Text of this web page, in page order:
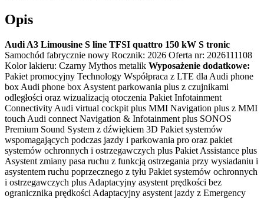
Opis
Audi A3 Limousine S line TFSI quattro 150 kW S tronic
Samochód fabrycznie nowy Rocznik: 2026 Oferta nr: 2026111108
Kolor lakieru: Czarny Mythos metalik Wyposażenie dodatkowe:
Pakiet promocyjny Technology Współpraca z LTE dla Audi phone
box Audi phone box Asystent parkowania plus z czujnikami
odległości oraz wizualizacją otoczenia Pakiet Infotainment
Connectivity Audi virtual cockpit plus MMI Navigation plus z MMI
touch Audi connect Navigation & Infotainment plus SONOS
Premium Sound System z dźwiękiem 3D Pakiet systemów
wspomagających podczas jazdy i parkowania pro oraz pakiet
systemów ochronnych i ostrzegawczych plus Pakiet Assistance plus
Asystent zmiany pasa ruchu z funkcją ostrzegania przy wysiadaniu i
asystentem ruchu poprzecznego z tyłu Pakiet systemów ochronnych
i ostrzegawczych plus Adaptacyjny asystent prędkości bez
ogranicznika prędkości Adaptacyjny asystent jazdy z Emergency